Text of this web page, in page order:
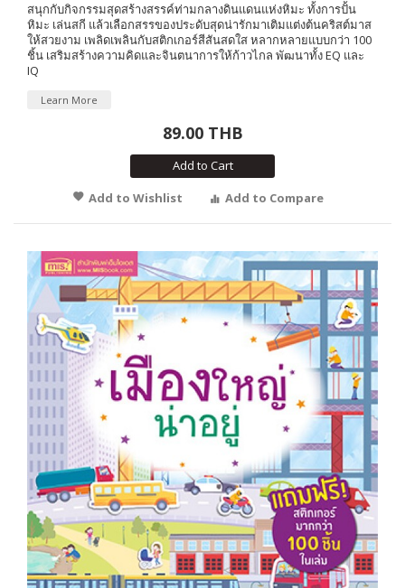
สนุกกับกิจกรรมสุดสร้างสรรค์ท่ามกลางดินแดนแห่งหิมะ ทั้งการปั้น
หิมะ เล่นสกี แล้วเลือกสรรของประดับสุดน่ารักมาเติมแต่งต้นคริสต์มาส
ให้สวยงาม เพลิดเพลินกับสติกเกอร์สีสันสดใส หลากหลายแบบกว่า 100
ชิ้น เสริมสร้างความคิดและจินตนาการให้ก้าวไกล พัฒนาทั้ง EQ และ
IQ
Learn More
89.00 THB
Add to Cart
Add to Wishlist
Add to Compare